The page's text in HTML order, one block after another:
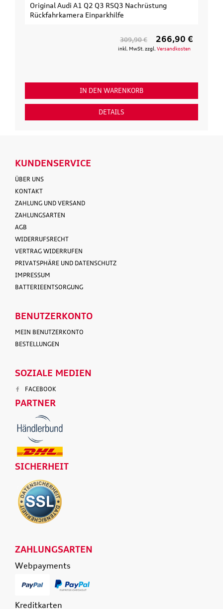
Original Audi A1 Q2 Q3 RSQ3 Nachrüstung
Rückfahrkamera Einparkhilfe
309,90 € 266,90 €
inkl. MwSt. zzgl. Versandkosten
IN DEN WARENKORB
DETAILS
KUNDENSERVICE
ÜBER UNS
KONTAKT
ZAHLUNG UND VERSAND
ZAHLUNGSARTEN
AGB
WIDERRUFSRECHT
VERTRAG WIDERRUFEN
PRIVATSPHÄRE UND DATENSCHUTZ
IMPRESSUM
BATTERIEENTSORGUNG
BENUTZERKONTO
MEIN BENUTZERKONTO
BESTELLUNGEN
SOZIALE MEDIEN
FACEBOOK
PARTNER
SICHERHEIT
ZAHLUNGSARTEN
Webpayments
Kreditkarten